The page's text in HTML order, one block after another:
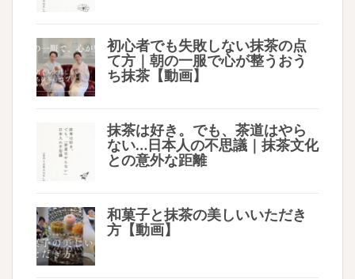
初心者でも失敗しない抹茶の点
て方｜朝の一服で心が整うおう
ち抹茶【動画】
抹茶は好き。でも、茶道はやら
ない…日本人の不思議｜抹茶文化
との意外な距離
和菓子と抹茶の美しいいただき
方【動画】